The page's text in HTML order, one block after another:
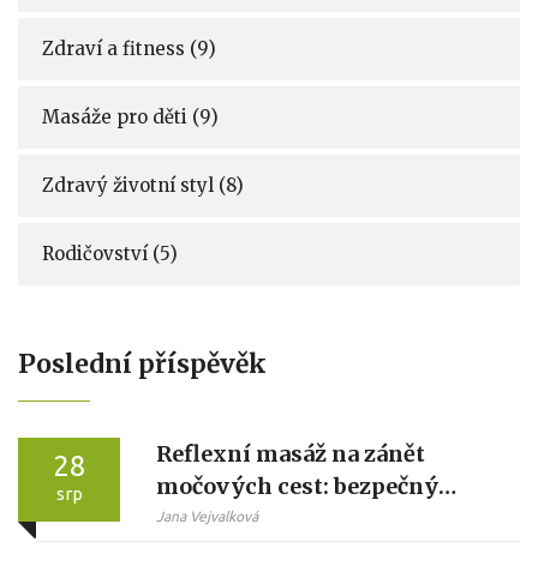
Zdraví a fitness (9)
Masáže pro děti (9)
Zdravý životní styl (8)
Rodičovství (5)
Poslední příspěvěk
28
srp
Reflexní masáž na zánět
močových cest: bezpečný
návod krok za krokem
Jana Vejvalková